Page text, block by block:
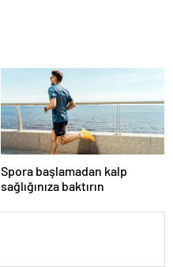
Spora başlamadan kalp
sağlığınıza baktırın